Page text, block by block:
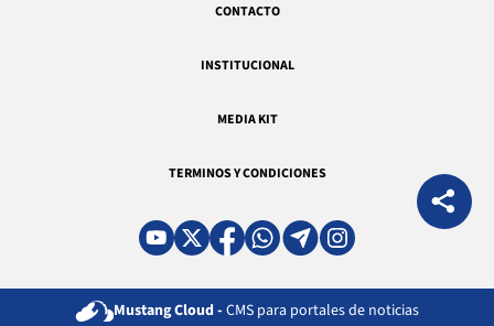
CONTACTO
INSTITUCIONAL
MEDIA KIT
TERMINOS Y CONDICIONES
Mustang Cloud - CMS para portales de noticias